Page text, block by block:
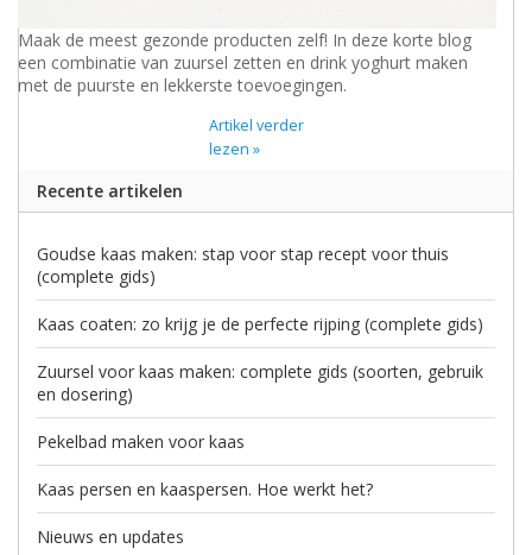
Maak de meest gezonde producten zelf! In deze korte blog
een combinatie van zuursel zetten en drink yoghurt maken
met de puurste en lekkerste toevoegingen.
Artikel verder
lezen »
Recente artikelen
Goudse kaas maken: stap voor stap recept voor thuis
(complete gids)
Kaas coaten: zo krijg je de perfecte rijping (complete gids)
Zuursel voor kaas maken: complete gids (soorten, gebruik
en dosering)
Pekelbad maken voor kaas
Kaas persen en kaaspersen. Hoe werkt het?
Nieuws en updates